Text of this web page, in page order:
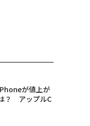
が値上が
？ アップルC